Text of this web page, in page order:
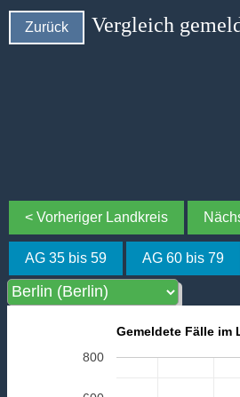
Zurück Vergleich
< Vorheriger Landkreis
AG 35 bis 59 AG 60 bis 79
Gemeldete Fälle im
800